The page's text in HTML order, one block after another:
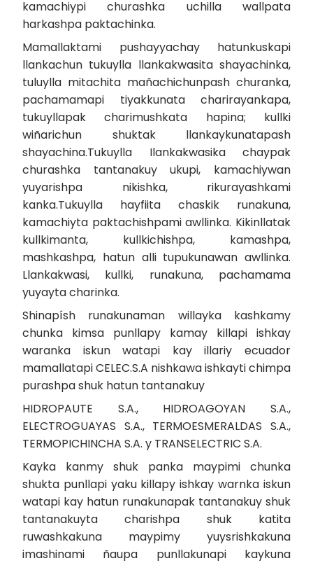
kamachiypi churashka uchilla wallpata
harkashpa paktachinka.
Mamallaktami pushayyachay hatunkuskapi
llankachun tukuylla llankakwasita shayachinka,
tuluylla mitachita mañachichunpash churanka,
pachamamapi tiyakkunata charirayankapa,
tukuyllapak charimushkata hapina; kullki
wiñarichun shuktak llankaykunatapash
shayachina.Tukuylla Ilankakwasika chaypak
churashka tantanakuy ukupi, kamachiywan
yuyarishpa nikishka, rikurayashkami
kanka.Tukuylla hayfiita chaskik runakuna,
kamachiyta paktachishpami awllinka. Kikinllatak
kullkimanta, kullkichishpa, kamashpa,
mashkashpa, hatun alli tupukunawan awllinka.
Llankakwasi, kullki, runakuna, pachamama
yuyayta charinka.
Shinapísh runakunaman willayka kashkamy
chunka kimsa punllapy kamay killapi ishkay
waranka iskun watapi kay illariy ecuador
mamallatapi CELEC.S.A nishkawa ishkayti chimpa
purashpa shuk hatun tantanakuy
HIDROPAUTE S.A., HIDROAGOYAN S.A.,
ELECTROGUAYAS S.A., TERMOESMERALDAS S.A.,
TERMOPICHINCHA S.A. y TRANSELECTRIC S.A.
Kayka kanmy shuk panka maypimi chunka
shukta punllapi yaku killapy ishkay warnka iskun
watapi kay hatun runakunapak tantanakuy shuk
tantanakuyta charishpa shuk katita
ruwashkakuna maypimy yuysrishkakuna
imashinami ñaupa punllakunapi kaykuna